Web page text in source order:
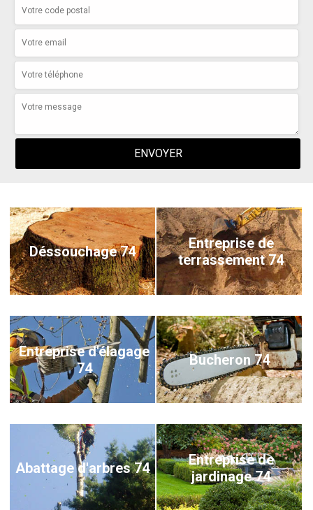
Déssouchage 74
Entreprise de
terrassement 74
Entreprise d'élagage
74
Bucheron 74
Abattage d'arbres 74
Entreprise de
jardinage 74